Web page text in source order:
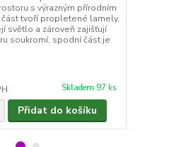
s výrazným přírodním
tvoří propletené lamely,
světlo a zároveň zajišťují
soukromí, spodní část je
Skladem 97 ks
Přidat do košíku